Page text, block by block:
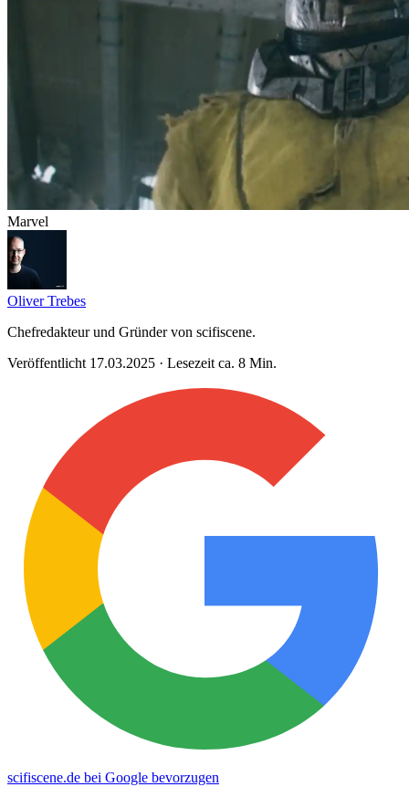
Marvel
Oliver Trebes
Chefredakteur und Gründer von scifiscene.
Veröffentlicht 17.03.2025 · Lesezeit ca. 8 Min.
scifiscene.de bei Google bevorzugen